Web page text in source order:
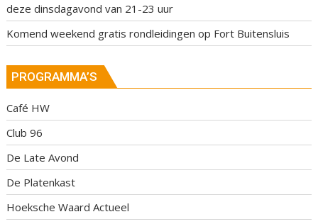
deze dinsdagavond van 21-23 uur
Komend weekend gratis rondleidingen op Fort Buitensluis
PROGRAMMA’S
Café HW
Club 96
De Late Avond
De Platenkast
Hoeksche Waard Actueel